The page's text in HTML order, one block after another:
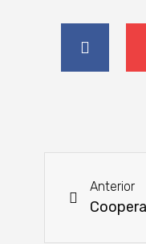
Anterior